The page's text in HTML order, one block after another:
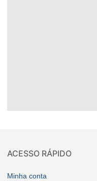
ACESSO RÁPIDO
Minha conta